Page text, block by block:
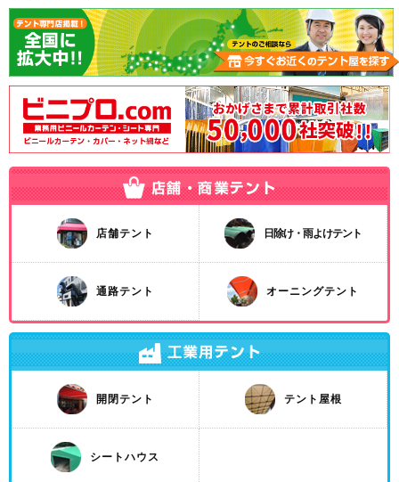
店舗テント 日除け・雨よけテント
通路テント オーニングテント
開閉テント テント屋根
シートハウス